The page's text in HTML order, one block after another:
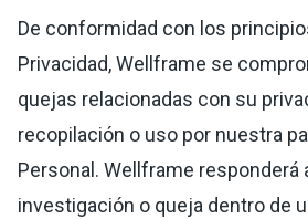
De conformidad con los
Privacidad, Wellframe se
quejas relacionadas con su
recopilación o uso por nuestra
Personal. Wellframe responderá
investigación o queja dentro de